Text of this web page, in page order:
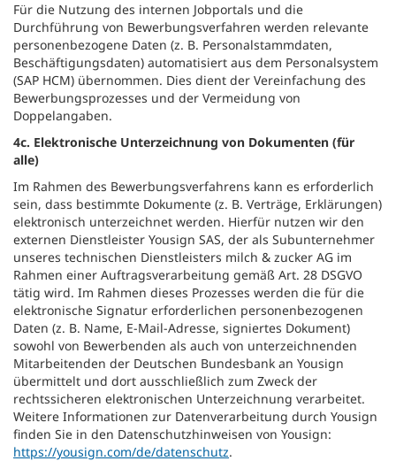
Für die Nutzung des internen Jobportals und die
Durchführung von Bewerbungsverfahren werden relevante
personenbezogene Daten (z. B. Personalstammdaten,
Beschäftigungsdaten) automatisiert aus dem Personalsystem
(SAP HCM) übernommen. Dies dient der Vereinfachung des
Bewerbungsprozesses und der Vermeidung von
Doppelangaben.
4c. Elektronische Unterzeichnung von Dokumenten (für
alle)
Im Rahmen des Bewerbungsverfahrens kann es erforderlich
sein, dass bestimmte Dokumente (z. B. Verträge, Erklärungen)
elektronisch unterzeichnet werden. Hierfür nutzen wir den
externen Dienstleister Yousign SAS, der als Subunternehmer
unseres technischen Dienstleisters milch & zucker AG im
Rahmen einer Auftragsverarbeitung gemäß Art. 28 DSGVO
tätig wird. Im Rahmen dieses Prozesses werden die für die
elektronische Signatur erforderlichen personenbezogenen
Daten (z. B. Name, E-Mail-Adresse, signiertes Dokument)
sowohl von Bewerbenden als auch von unterzeichnenden
Mitarbeitenden der Deutschen Bundesbank an Yousign
übermittelt und dort ausschließlich zum Zweck der
rechtssicheren elektronischen Unterzeichnung verarbeitet.
Weitere Informationen zur Datenverarbeitung durch Yousign
finden Sie in den Datenschutzhinweisen von Yousign:
https://yousign.com/de/datenschutz.